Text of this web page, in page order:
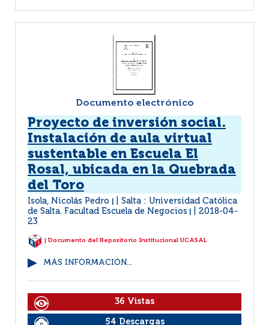
Documento electrónico
Proyecto de inversión social.
Instalación de aula virtual
sustentable en Escuela El
Rosal, ubicada en la Quebrada
del Toro
Isola, Nicolás Pedro
Salta : Universidad Católica
de Salta. Facultad Escuela de Negocios
2018-04-
23
| Documento del Repositorio Institucional UCASAL
MÁS INFORMACIÓN...
36 Vistas
54 Descargas